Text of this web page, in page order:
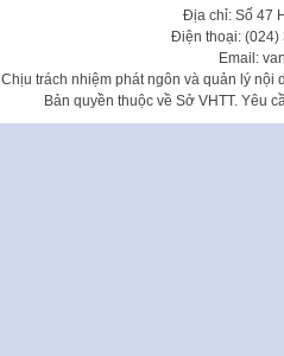
Địa chỉ: Số 47
Điện thoại: (024)
Email:
Chịu trách nhiệm phát ngôn và quản lý nội
Bản quyền thuộc về Sở VHTT. Yêu